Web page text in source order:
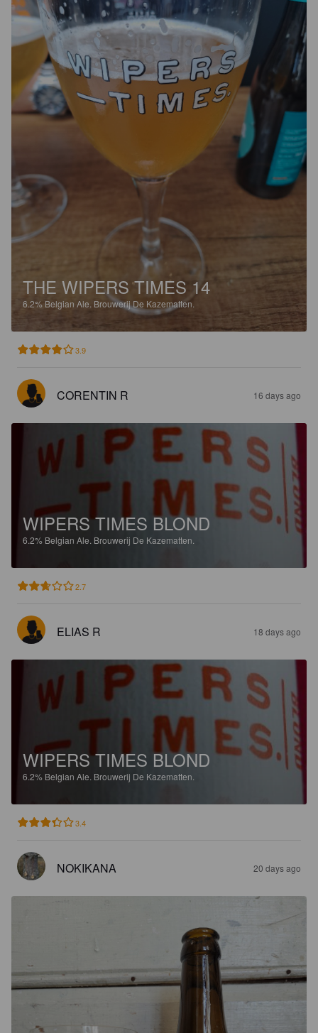
THE WIPERS TIMES 14
6.2% Belgian Ale. Brouwerij De Kazematten.
3.9
CORENTIN R 16 days ago
WIPERS TIMES BLOND
6.2% Belgian Ale. Brouwerij De Kazematten.
2.7
ELIAS R 18 days ago
WIPERS TIMES BLOND
6.2% Belgian Ale. Brouwerij De Kazematten.
3.4
NOKIKANA 20 days ago